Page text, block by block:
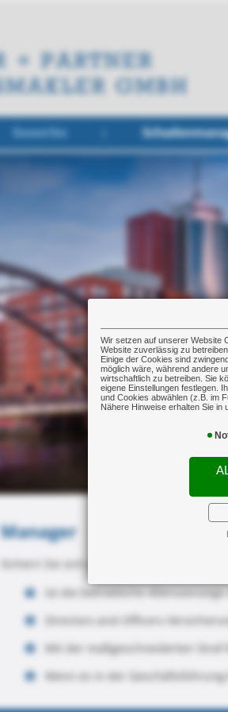
Wir setzen auf unserer Website
Website zuverlässig zu betreiben.
Einige der Cookies sind
möglich wäre, während andere
wirtschaftlich zu betreiben. Sie
eigene Einstellungen festlegen.
und Cookies abwählen (z.B. im
Nähere Hinweise erhalten Sie in
Gewerbe
Manager
Sichern Sie sich als Geschäftsführer
Ist die betriebliche
Directors-and-Officers-
Mit der maßgeschneiderten
Wenn es in der